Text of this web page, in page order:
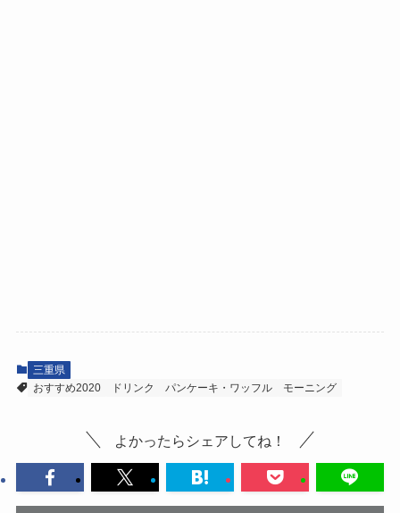
三重県
おすすめ2020
ドリンク パンケーキ・ワッフル モーニング
よかったらシェアしてね！